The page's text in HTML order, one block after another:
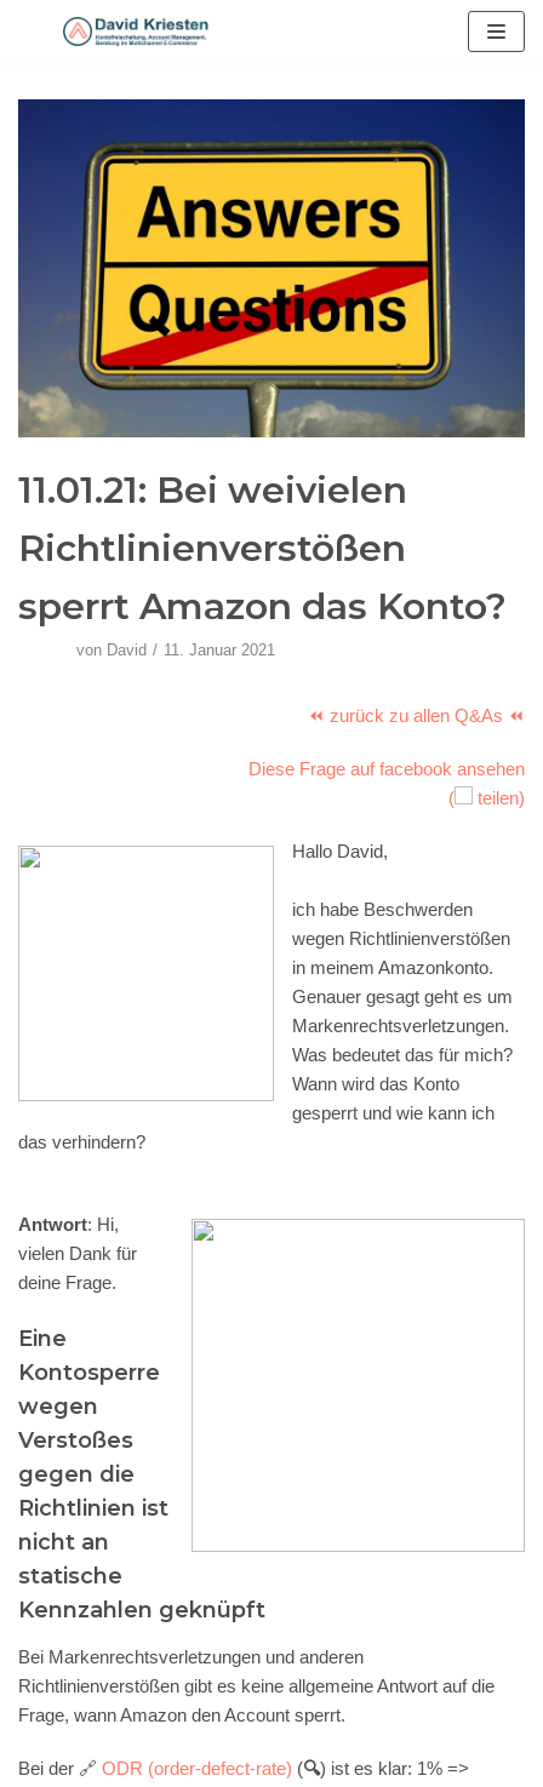
11.01.21: Bei weivielen
Richtlinienverstößen
sperrt Amazon das Konto?
von David 11. Januar 2021
⏪ zurück zu allen Q&As ⏪
Diese Frage auf facebook ansehen
(
teilen)
Hallo David,
ich habe Beschwerden
wegen Richtlinienverstößen
in meinem Amazonkonto.
Genauer gesagt geht es um
Markenrechtsverletzungen.
Was bedeutet das für mich?
Wann wird das Konto
gesperrt und wie kann ich
das verhindern?
Antwort: Hi,
vielen Dank für
deine Frage.
Eine
Kontosperre
wegen
Verstoßes
gegen die
Richtlinien ist
nicht an
statische
Kennzahlen geknüpft
Bei Markenrechtsverletzungen und anderen
Richtlinienverstößen gibt es keine allgemeine Antwort auf die
Frage, wann Amazon den Account sperrt.
Bei der 🔗 ODR (order-defect-rate) (🔍) ist es klar: 1% =>